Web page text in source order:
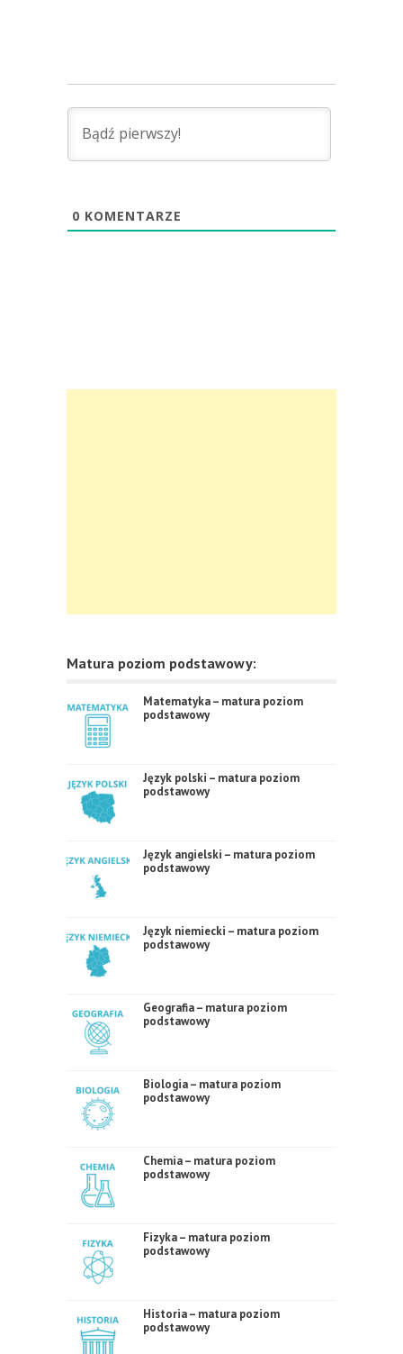
0 KOMENTARZE
Matura poziom podstawowy:
Matematyka – matura poziom
podstawowy
Język polski – matura poziom
podstawowy
Język angielski – matura poziom
podstawowy
Język niemiecki – matura poziom
podstawowy
Geografia – matura poziom
podstawowy
Biologia – matura poziom
podstawowy
Chemia – matura poziom
podstawowy
Fizyka – matura poziom
podstawowy
Historia – matura poziom
podstawowy